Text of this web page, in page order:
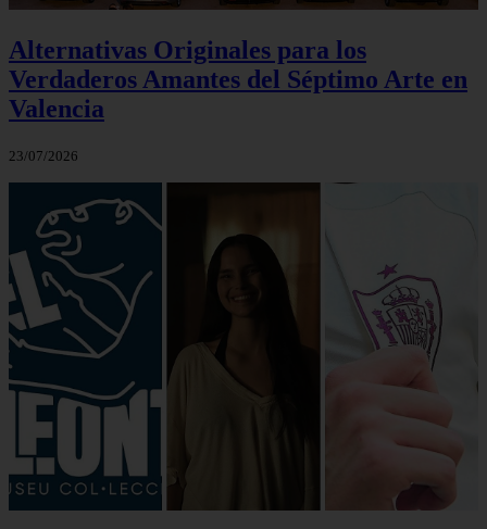
Alternativas Originales para los
Verdaderos Amantes del Séptimo Arte en
Valencia
23/07/2026